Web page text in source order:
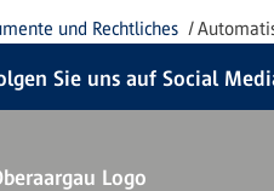
und Rechtliches
Sie uns auf Social